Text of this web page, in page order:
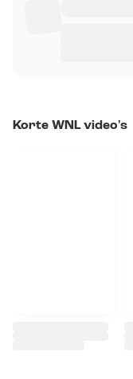
Korte WNL video's